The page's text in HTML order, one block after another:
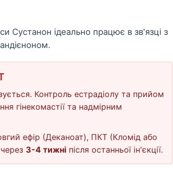
Сустанон ідеально працює в зв'язці з
Контроль естрадіолу та прийом
гінекомастії та надмірним
ефір (Деканоат), ПКТ (Кломід або
3-4 тижні після останньої ін'єкції.